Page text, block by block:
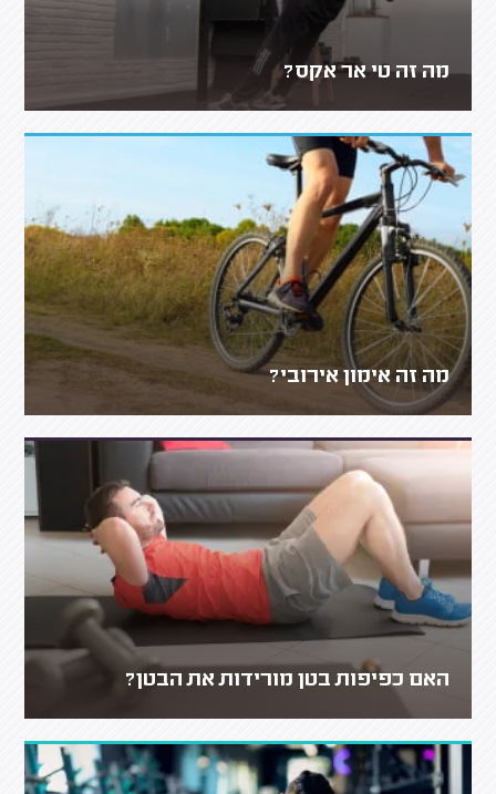
מה זה טי אר אקס?
מה זה אימון אירובי?
האם כפיפות בטן מורידות את הבטן?